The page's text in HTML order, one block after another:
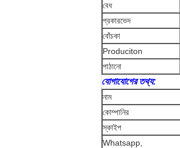
বেধ
প্রকারভেদ
বোঁচকা
Produciton
পাঠানো
যোগাযোগের তথ্য:
নাম
কোম্পানির
স্কাইপ
Whatsapp,